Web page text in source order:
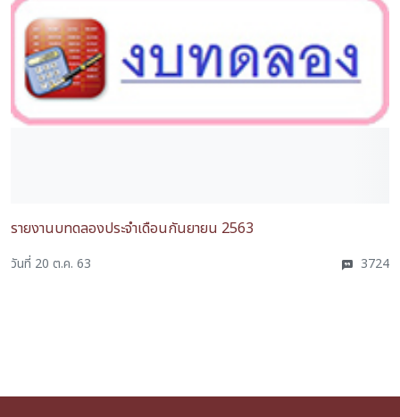
รายงานบทดลองประจำเดือนกันยายน 2563
วันที่ 20 ต.ค. 63 3724